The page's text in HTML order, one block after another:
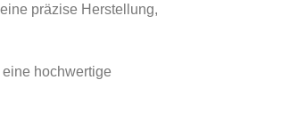
präzise Herstellung,
hochwertige